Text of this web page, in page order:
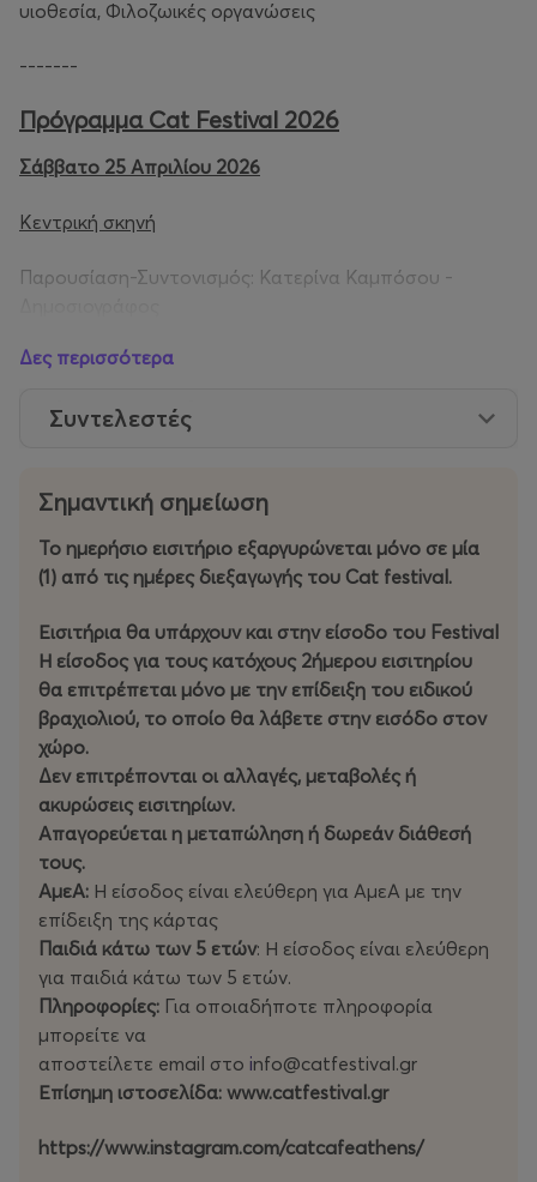
υιοθεσία, Φιλοζωικές οργανώσεις
-------
Πρόγραμμα Cat Festival 2026
Σάββατο 25 Απριλίου 2026
Κεντρική σκηνή
Παρουσίαση-Συντονισμός: Κατερίνα Καμπόσου -
13.45 🎤 ΚΑΡΑΟΚΕ
14.45 – 14.55 Δήμητρα Κοντογεωργίου (
Ηρακλή)
15.30 - 16.00 🎤 ΚΑΡΑΟΚΕ
16.00 – 16.10Νατάσα Εξηνταβελόνη
16.20 – 16.30Μαρίλια Μητρούση
16.30 – 16.40
Τζωρτζίνα Λιώση
17.00 CAT YOGA bySPITI YOGA
18.00 🎧 DJ SET byJAY JAY
20.00 🎤KINTERIA LIVE
Σκηνή Ομιλιών
Παρουσίαση-Συντονισμός: Ελίζα Σουφλή,
Δημοσιογράφος - Events Producer
12:00–12:30Μαρίνα Δεκούλου, Αντιδήμαρχος Σχολικών
Μονάδων και Φιλοζωίας, Νέα ΣμύρνηΧτίζοντας μια
Φιλόζωη Κοινότητα: Από το Εγώ στο Εμείς
12:30–13:00Δανάη Σκυλλά, Nine Lives Greece,
Community Engagement OfficerTNVR: Από τη
13:00–13:30Μάρσα Δημοπούλου, Ειδική Σύμβουλος
Δες περισσότερα
Συντελεστές
Σημαντική σημείωση
Το ημερήσιο εισιτήριο εξαργυρώνεται μόνο σε μία
(1) από τις ημέρες διεξαγωγής του Cat festival.
Εισιτήρια θα υπάρχουν και στην είσοδο του Festival
Η είσοδος για τους κατόχους 2ήμερου εισιτηρίου
θα επιτρέπεται μόνο με την επίδειξη του ειδικού
βραχιολιού, το οποίο θα λάβετε στην εισόδο στον
χώρο.
Δεν επιτρέπονται οι αλλαγές, μεταβολές ή
ακυρώσεις εισιτηρίων.
Απαγορεύεται η μεταπώληση ή δωρεάν διάθεσή
τους.
ΑμεΑ: Η είσοδος είναι ελεύθερη για ΑμεΑ με την
επίδειξη της κάρτας
Παιδιά κάτω των 5 ετών: Η είσοδος είναι ελεύθερη
για παιδιά κάτω των 5 ετών.
Πληροφορίες: Για οποιαδήποτε πληροφορία
μπορείτε να
αποστείλετε email στο info@catfestival.gr
Επίσημη ιστοσελίδα: www.catfestival.gr
https://www.instagram.com/catcafeathens/